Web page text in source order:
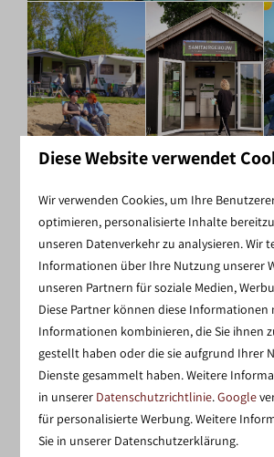
DER HOLTERBERG:
WALHALLA FÜR
NATURLIEBHABER
Ob Sie Rad fahren oder wandern
wird Sie in Staunen versetzen. Der
Diese Website verwendet
Wir verwenden Cookies, um Ihre
optimieren, personalisierte Inhalte
unseren Datenverkehr zu analysieren. Wir
Informationen über Ihre Nutzung unserer
unseren Partnern für soziale Medien,
Diese Partner können diese Informationen
Informationen kombinieren, die Sie ihnen
gestellt haben oder die sie aufgrund Ihrer
Dienste gesammelt haben. Weitere
in unserer Datenschutzrichtlinie.Google
für personalisierte Werbung. Weitere
Sie in unserer Datenschutzerklärung.